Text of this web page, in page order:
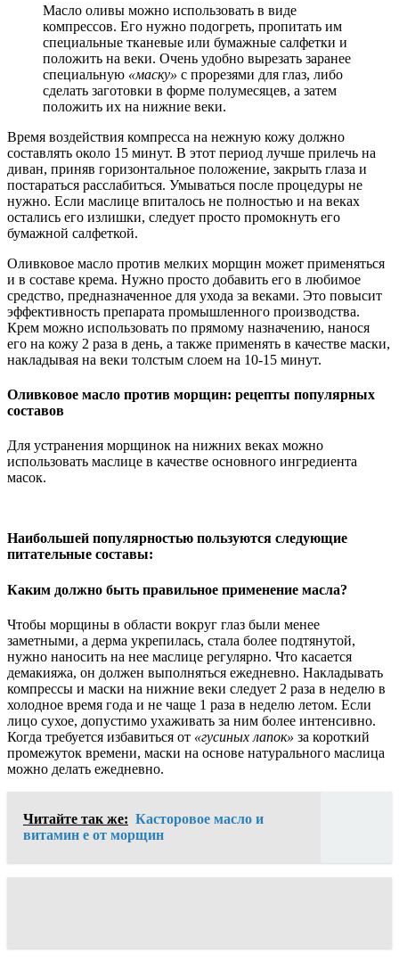
Масло оливы можно использовать в виде
компрессов. Его нужно подогреть, пропитать им
специальные тканевые или бумажные салфетки и
положить на веки. Очень удобно вырезать заранее
специальную «маску» с прорезями для глаз, либо
сделать заготовки в форме полумесяцев, а затем
положить их на нижние веки.
Время воздействия компресса на нежную кожу должно
составлять около 15 минут. В этот период лучше прилечь на
диван, приняв горизонтальное положение, закрыть глаза и
постараться расслабиться. Умываться после процедуры не
нужно. Если маслице впиталось не полностью и на веках
остались его излишки, следует просто промокнуть его
бумажной салфеткой.
Оливковое масло против мелких морщин может применяться
и в составе крема. Нужно просто добавить его в любимое
средство, предназначенное для ухода за веками. Это повысит
эффективность препарата промышленного производства.
Крем можно использовать по прямому назначению, нанося
его на кожу 2 раза в день, а также применять в качестве маски,
накладывая на веки толстым слоем на 10-15 минут.
Оливковое масло против морщин: рецепты популярных
составов
Для устранения морщинок на нижних веках можно
использовать маслице в качестве основного ингредиента
масок.
Наибольшей популярностью пользуются следующие
питательные составы:
Каким должно быть правильное применение масла?
Чтобы морщины в области вокруг глаз были менее
заметными, а дерма укрепилась, стала более подтянутой,
нужно наносить на нее маслице регулярно. Что касается
демакияжа, он должен выполняться ежедневно. Накладывать
компрессы и маски на нижние веки следует 2 раза в неделю в
холодное время года и не чаще 1 раза в неделю летом. Если
лицо сухое, допустимо ухаживать за ним более интенсивно.
Когда требуется избавиться от «гусиных лапок» за короткий
промежуток времени, маски на основе натурального маслица
можно делать ежедневно.
Читайте так же: Касторовое масло и
витамин е от морщин